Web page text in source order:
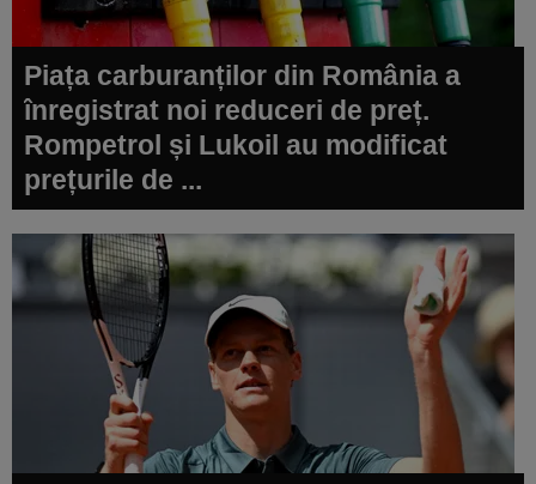
Piața carburanților din România a
înregistrat noi reduceri de preț.
Rompetrol și Lukoil au modificat
prețurile de ...